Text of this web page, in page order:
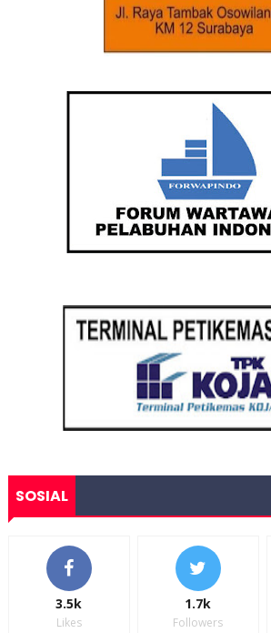
SOSIAL
3.5k
Likes
1.7k
Followers